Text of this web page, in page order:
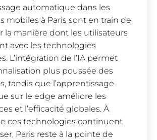
automatique dans les
mobiles à Paris sont en train de
la manière dont les utilisateurs
avec les technologies
L’intégration de l’IA permet
plus poussée des
tandis que l’apprentissage
sur le edge améliore les
et l’efficacité globales. À
ces technologies continuent
Paris reste à la pointe de